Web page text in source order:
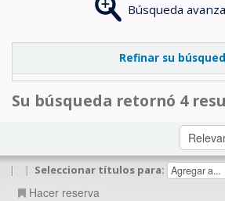
Búsqueda
Refinar su
Su búsqueda retornó 4
| | Seleccionar títulos para:
Hacer reserva